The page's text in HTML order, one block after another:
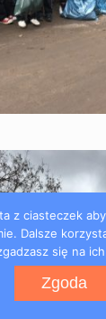
z ciasteczek
Dalsze
się na
Zgoda